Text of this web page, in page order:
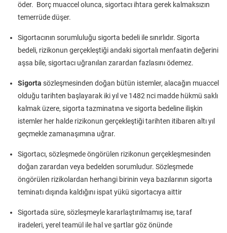
öder. Borç muaccel olunca, sigortacı ihtara gerek kalmaksızın
temerrüde düşer.
Sigortacının sorumluluğu sigorta bedeli ile sınırlıdır. Sigorta
bedeli, rizikonun gerçekleştiği andaki sigortalı menfaatin değerini
aşsa bile, sigortacı uğranılan zarardan fazlasını ödemez.
Sigorta sözleşmesinden doğan bütün istemler, alacağın muaccel
olduğu tarihten başlayarak iki yıl ve 1482 nci madde hükmü saklı
kalmak üzere, sigorta tazminatına ve sigorta bedeline ilişkin
istemler her halde rizikonun gerçekleştiği tarihten itibaren altı yıl
geçmekle zamanaşımına uğrar.
Sigortacı, sözleşmede öngörülen rizikonun gerçekleşmesinden
doğan zarardan veya bedelden sorumludur. Sözleşmede
öngörülen rizikolardan herhangi birinin veya bazılarının sigorta
teminatı dışında kaldığını ispat yükü sigortacıya aittir
Sigortada süre, sözleşmeyle kararlaştırılmamış ise, taraf
iradeleri, yerel teamül ile hal ve şartlar göz önünde